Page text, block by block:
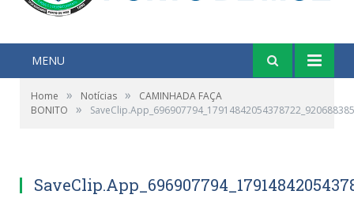
MENU
Home » Notícias »
CAMINHADA FAÇA
BONITO
»